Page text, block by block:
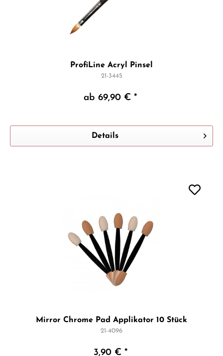
ProfiLine Acryl Pinsel
21-3445
ab 69,90 € *
Details
Mirror Chrome Pad Applikator 10 Stück
21-4096
3,90 € *